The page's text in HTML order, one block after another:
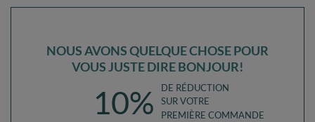
NOUS AVONS QUELQUE CHOSE POUR
VOUS JUSTE DIRE BONJOUR!
10%
DE RÉDUCTION
SUR VOTRE
PREMIÈRE COMMANDE